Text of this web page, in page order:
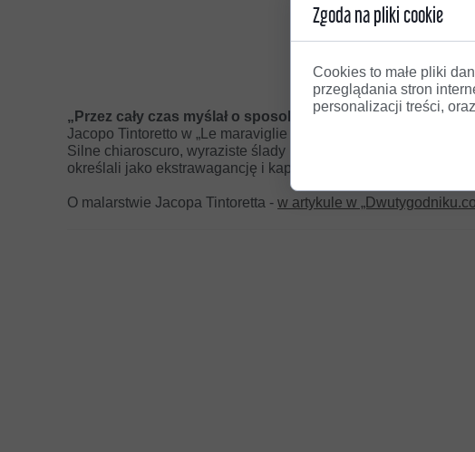
„Przez cały czas myślał o sposobie, jak się stać najbardziej
Jacopo Tintoretto w „Le maraviglie dell’arte”.
Silne chiaroscuro, wyraziste ślady pędzla, dynamiczne linie,
określali jako ekstrawagancję i kapryśność — składa się na
O malarstwie Jacopa Tintoretta - w artykule w
Zgoda na pliki cookie
Cookies to małe pliki
przeglądania stron
personalizacji treści,